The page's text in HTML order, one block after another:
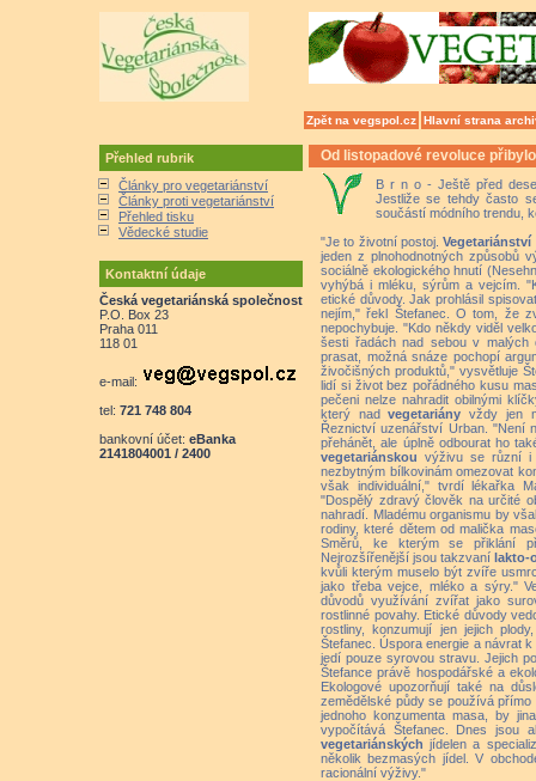
Zpět na vegspol.cz Hlavní strana
Přehled rubrik
Články pro vegetariánství
Články proti vegetariánství
Přehled tisku
Vědecké studie
Kontaktní údaje
Česká vegetariánská společnost
P.O. Box 23
Praha 011
118 01
e-mail:
tel: 721 748 804
bankovní účet: eBanka
2141804001 / 2400
Od listopadové revoluce
B r n o - Ještě před
Jestliže se tehdy často
součástí módního trendu,
"Je to životní postoj.Vegetariánství
jeden z plnohodnotných způsobů
sociálně ekologického hnutí
vyhýbá i mléku, sýrům a vejcím.
etické důvody. Jak prohlásil
nejím," řekl Štefanec. O tom, že
nepochybuje. "Kdo někdy viděl
šesti řadách nad sebou v
prasat, možná snáze pochopí
živočišných produktů," vysvětluje
lidí si život bez pořádného kusu
pečeni nelze nahradit obilnými
který nadvegetariány vždy jen
Řeznictví uzenářství Urban. "Není
přehánět, ale úplně odbourat ho
vegetariánskou výživu se různí i
nezbytným bílkovinám omezovat
však individuální," tvrdí lékařka
"Dospělý zdravý člověk na určité
nahradí. Mladému organismu by
rodiny, které dětem od malička
Směrů, ke kterým se přiklání
Nejrozšířenější jsou takzvanílakto-
kvůli kterým muselo být zvíře
jako třeba vejce, mléko a sýry."
důvodů využívání zvířat jako
rostlinné povahy. Etické důvody
rostliny, konzumují jen jejich
Štefanec. Úspora energie a návrat
jedí pouze syrovou stravu. Jejich
Štefance právě hospodářské a
Ekologové upozorňují také na
zemědělské půdy se používá
jednoho konzumenta masa, by
vypočítává Štefanec. Dnes jsou
vegetariánských jídelen a
několik bezmasých jídel. V
racionální výživy."